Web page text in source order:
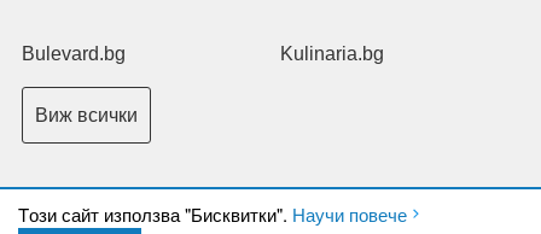
Tози сайт използва "Бисквитки". Научи повече
Bulevard.bg Kulinaria.bg
Виж всички